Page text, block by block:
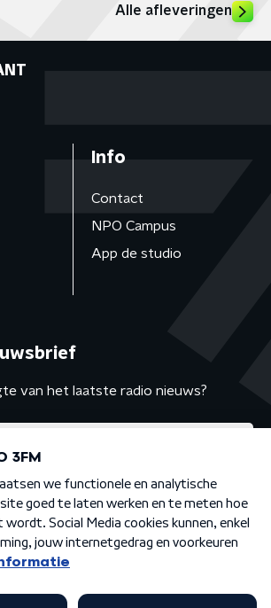
Alle afleveringen
Info
Contact
NPO Campus
App de studio
van het laatste radio nieuws?
Privacybeleid